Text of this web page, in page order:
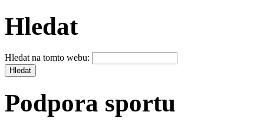
Hledat
Hledat na tomto webu:
Podpora sportu